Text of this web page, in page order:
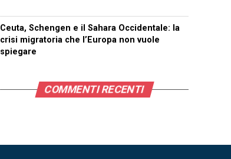
Ceuta, Schengen e il Sahara Occidentale: la
crisi migratoria che l’Europa non vuole
spiegare
COMMENTI RECENTI